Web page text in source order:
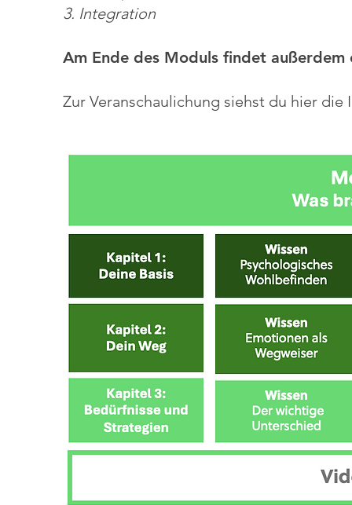
3. Integration ​​
Am Ende des Moduls findet
Zur Veranschaulichung siehst du hier